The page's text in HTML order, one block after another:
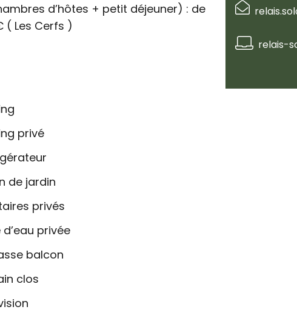
d’hôtes + petit déjeuner) : de
( Les Cerfs )
privé
de jardin
privés
d’eau privée
balcon
clos
relais-